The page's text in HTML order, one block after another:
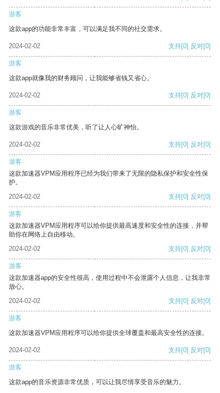
游客
这款app的功能非常丰富，可以满足我不同的社交需求。
2024-02-02 支持[0] 反对[0]
游客
这款app就像我的财务顾问，让我能够省钱又省心。
2024-02-02 支持[0] 反对[0]
游客
这款游戏的音乐非常优美，听了让人心旷神怡。
2024-02-02 支持[0] 反对[0]
游客
这款加速器VPM应用程序已经为我们带来了无限的隐私保护和安全性保
护。
2024-02-02
支持[0] 反对[0]
游客
这款加速器VPM应用程序可以给你提供最高速度和安全性的连接，并帮
助你在网络上自由移动。
2024-02-02
支持[0] 反对[0]
游客
这款加速器app的安全性很高，使用过程中不会泄露个人信息，让我非常
放心。
2024-02-02
支持[0] 反对[0]
游客
这款加速器VPM应用程序可以给你提供全球覆盖和最高安全性的连接。
2024-02-02 支持[0] 反对[0]
游客
这款app的音乐资源非常优质，可以让我尽情享受音乐的魅力。